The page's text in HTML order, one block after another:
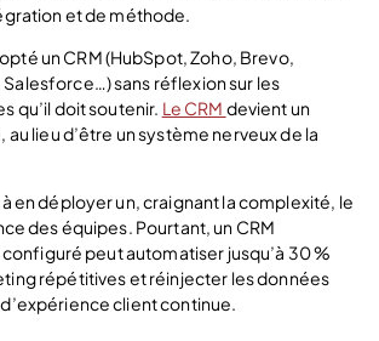
et de méthode.
un CRM (HubSpot, Zoho, Brevo,
sans réflexion sur les
qu’il doit soutenir. Le CRM devient un
lieu d’être un système nerveux de la
en déployer un, craignant la complexité, le
des équipes. Pourtant, un CRM
peut automatiser jusqu’à 30 %
répétitives et réinjecter les données
client continue.